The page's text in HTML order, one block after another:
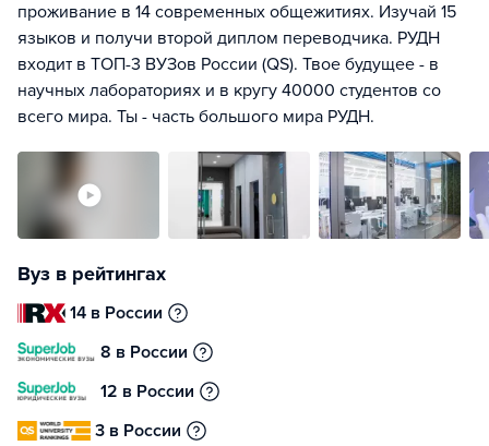
проживание в 14 современных общежитиях. Изучай 15
языков и получи второй диплом переводчика. РУДН
входит в ТОП-3 ВУЗов России (QS). Твое будущее - в
научных лабораториях и в кругу 40000 студентов со
всего мира. Ты - часть большого мира РУДН.
Вуз в рейтингах
14 в России
8 в России
12 в России
3 в России